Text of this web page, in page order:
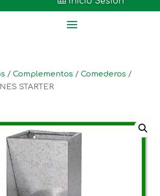
/ Complementos / Comederos /
STARTER